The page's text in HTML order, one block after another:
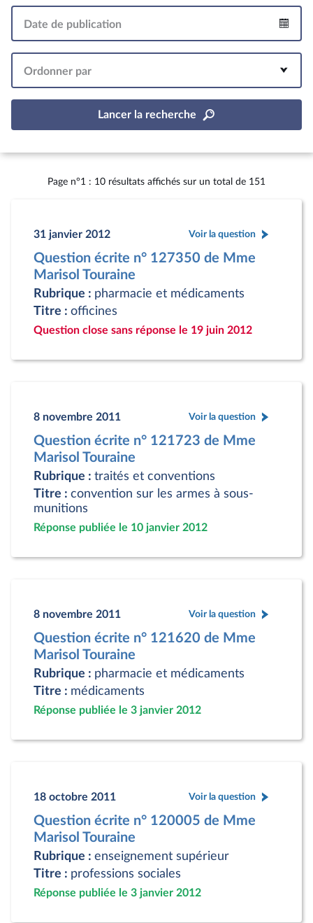
Date de publication
Ordonner par
Lancer la recherche
Page n°1 : 10 résultats affichés sur un total de 151
31 janvier 2012 Voir la question
Question écrite n° 127350 de Mme
Marisol Touraine
Rubrique : pharmacie et médicaments
Titre : officines
Question close sans réponse le 19 juin 2012
8 novembre 2011 Voir la question
Question écrite n° 121723 de Mme
Marisol Touraine
Rubrique : traités et conventions
Titre : convention sur les armes à sous-
munitions
Réponse publiée le 10 janvier 2012
8 novembre 2011 Voir la question
Question écrite n° 121620 de Mme
Marisol Touraine
Rubrique : pharmacie et médicaments
Titre : médicaments
Réponse publiée le 3 janvier 2012
18 octobre 2011 Voir la question
Question écrite n° 120005 de Mme
Marisol Touraine
Rubrique : enseignement supérieur
Titre : professions sociales
Réponse publiée le 3 janvier 2012